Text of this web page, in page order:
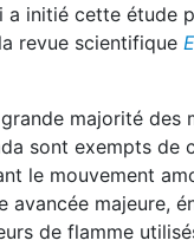
a initié cette étude
revue scientifique
majorité des
sont exempts de
le mouvement
avancée majeure,
de flamme